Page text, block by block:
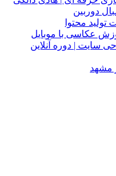
دوربین
محتوا
عکاسی با موبایل
سایت | دوره آنلاین
مشهد